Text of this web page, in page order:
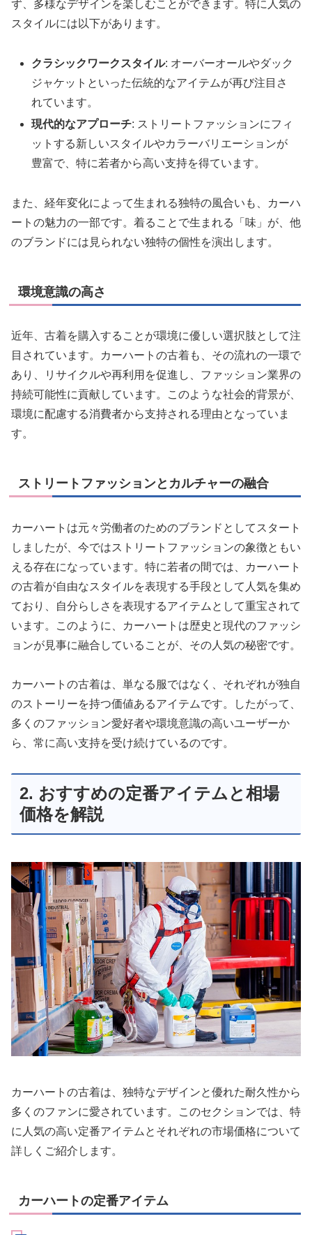
ず、多様なデザインを楽しむことができます。特に人気の
スタイルには以下があります。
クラシックワークスタイル: オーバーオールやダック
ジャケットといった伝統的なアイテムが再び注目さ
れています。
現代的なアプローチ: ストリートファッションにフィ
ットする新しいスタイルやカラーバリエーションが
豊富で、特に若者から高い支持を得ています。
また、経年変化によって生まれる独特の風合いも、カーハ
ートの魅力の一部です。着ることで生まれる「味」が、他
のブランドには見られない独特の個性を演出します。
環境意識の高さ
近年、古着を購入することが環境に優しい選択肢として注
目されています。カーハートの古着も、その流れの一環で
あり、リサイクルや再利用を促進し、ファッション業界の
持続可能性に貢献しています。このような社会的背景が、
環境に配慮する消費者から支持される理由となっていま
す。
ストリートファッションとカルチャーの融合
カーハートは元々労働者のためのブランドとしてスタート
しましたが、今ではストリートファッションの象徴ともい
える存在になっています。特に若者の間では、カーハート
の古着が自由なスタイルを表現する手段として人気を集め
ており、自分らしさを表現するアイテムとして重宝されて
います。このように、カーハートは歴史と現代のファッシ
ョンが見事に融合していることが、その人気の秘密です。
カーハートの古着は、単なる服ではなく、それぞれが独自
のストーリーを持つ価値あるアイテムです。したがって、
多くのファッション愛好者や環境意識の高いユーザーか
ら、常に高い支持を受け続けているのです。
2. おすすめの定番アイテムと相場
価格を解説
カーハートの古着は、独特なデザインと優れた耐久性から
多くのファンに愛されています。このセクションでは、特
に人気の高い定番アイテムとそれぞれの市場価格について
詳しくご紹介します。
カーハートの定番アイテム